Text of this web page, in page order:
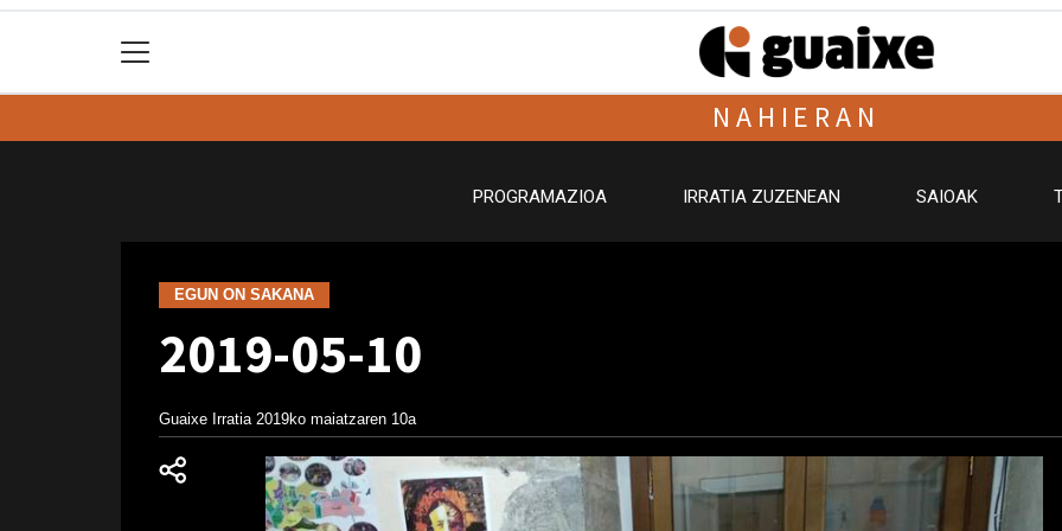
NAHIERAN
PROGRAMAZIOA IRRATIA ZUZENEAN SAIOAK
EGUN ON SAKANA
2019-05-10
Guaixe Irratia 2019ko maiatzaren 10a